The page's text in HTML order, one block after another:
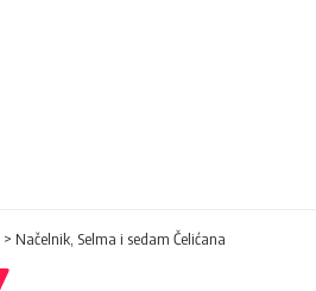
> Načelnik, Selma i sedam Čelićana